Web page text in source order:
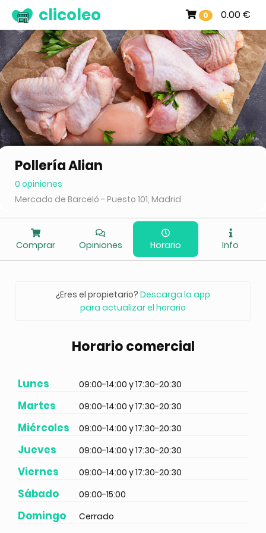
0 0.00 €
clicoleo
Pollería Alian
0 opiniones
Mercado de Barceló - Puesto 101, Madrid
Comprar Opiniones Horario Info
¿Eres el propietario? Descarga la app
para actualizar el horario
Horario comercial
Lunes 09:00-14:00 y 17:30-20:30
Martes 09:00-14:00 y 17:30-20:30
Miércoles 09:00-14:00 y 17:30-20:30
Jueves 09:00-14:00 y 17:30-20:30
Viernes 09:00-14:00 y 17:30-20:30
Sábado 09:00-15:00
Domingo Cerrado